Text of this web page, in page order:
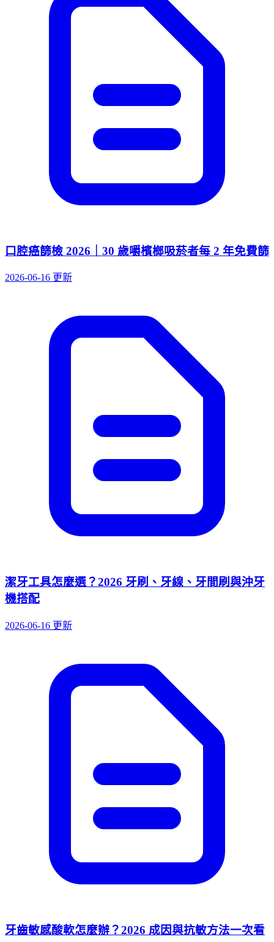
口腔癌篩檢 2026｜30 歲嚼檳榔吸菸者每 2 年免費篩
2026-06-16 更新
潔牙工具怎麼選？2026 牙刷、牙線、牙間刷與沖牙
機搭配
2026-06-16 更新
牙齒敏感酸軟怎麼辦？2026 成因與抗敏方法一次看